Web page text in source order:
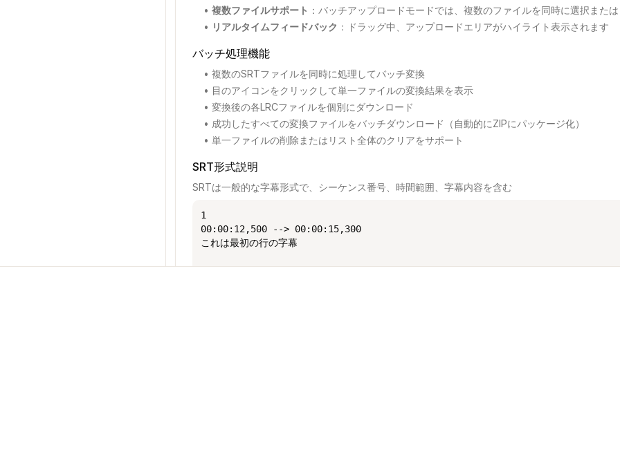
• 複数ファイルサポート ： バッチアップロードモードでは、複数のファイルを同時に選択また
• リアルタイムフィードバック ： ドラッグ中、アップロードエリアがハイライト表示されます
バッチ処理機能
• 複数のSRTファイルを同時に処理してバッチ変換
• 目のアイコンをクリックして単一ファイルの変換結果を表示
• 変換後の各LRCファイルを個別にダウンロード
• 成功したすべての変換ファイルをバッチダウンロード（自動的にZIPにパッケージ化）
• 単一ファイルの削除またはリスト全体のクリアをサポート
SRT形式説明
SRTは一般的な字幕形式で、シーケンス番号、時間範囲、字幕内容を含む
1
00:00:12,500 --> 00:00:15,300
これは最初の行の字幕
2